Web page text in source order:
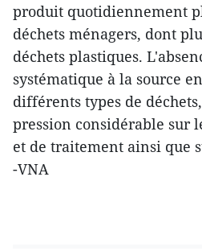
produit quotidiennement
déchets ménagers, dont
déchets plastiques.
systématique à la source
différents types de
pression considérable sur
et de traitement ainsi que
-VNA